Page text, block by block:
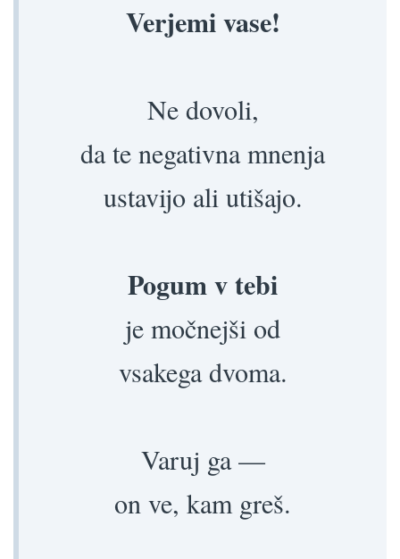
Verjemi vase!
Ne dovoli,
da te negativna mnenja
ustavijo ali utišajo.
Pogum v tebi
je močnejši od
vsakega dvoma.
Varuj ga —
on ve, kam greš.